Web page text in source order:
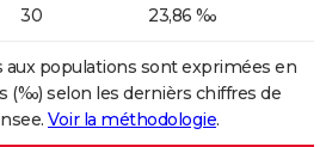
30 23,86 ‰
aux populations sont exprimées en
(‰) selon les dernièrs chiffres de
Voir la méthodologie.